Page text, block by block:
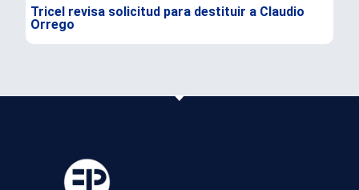
Tricel revisa solicitud para destituir a Claudio
Orrego